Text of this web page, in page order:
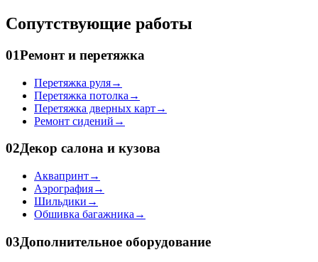
Сопутствующие работы
01Ремонт и перетяжка
Перетяжка руля→
Перетяжка потолка →
Перетяжка дверных карт→
Ремонт сидений →
02Декор салона и кузова
Аквапринт→
Аэрография→
Шильдики →
Обшивка багажника →
03Дополнительное оборудование